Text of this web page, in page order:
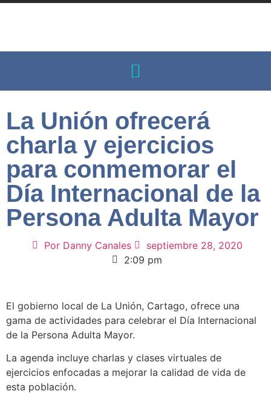
La Unión ofrecerá
charla y ejercicios
para conmemorar el
Día Internacional de la
Persona Adulta Mayor
PorDanny Canales
septiembre 28, 2020
2:09 pm
El gobierno local de La Unión, Cartago, ofrece una
gama de actividades para celebrar el Día Internacional
de la Persona Adulta Mayor.
La agenda incluye charlas y clases virtuales de
ejercicios enfocadas a mejorar la calidad de vida de
esta población.